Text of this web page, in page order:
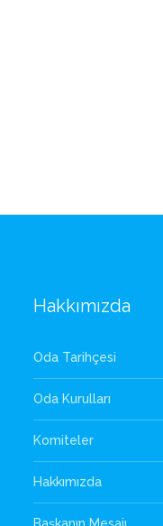
Hakkımızda
Oda Tarihçesi
Oda Kurulları
Komiteler
Hakkımızda